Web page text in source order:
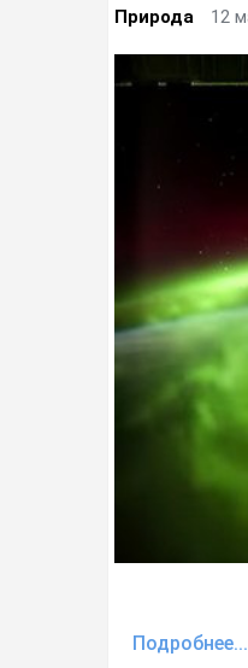
Природа 12
Подробнее...